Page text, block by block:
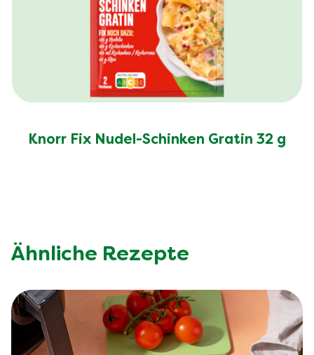
Knorr Fix Nudel-Schinken Gratin 32 g
Ähnliche Rezepte